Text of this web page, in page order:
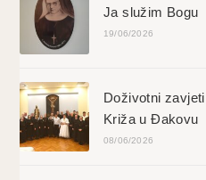
Ja služim Bogu
19/06/2026
Doživotni
Križa u Đakovu
08/06/2026